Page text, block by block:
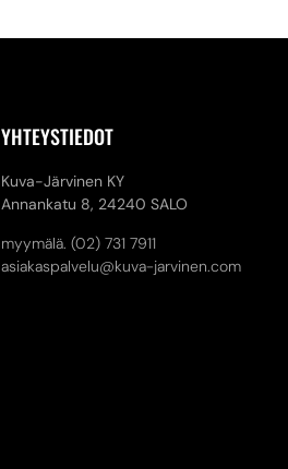
YHTEYSTIEDOT
Kuva-Järvinen KY
Annankatu 8, 24240 SALO
myymälä. (02) 731 7911
asiakaspalvelu@kuva-jarvinen.com